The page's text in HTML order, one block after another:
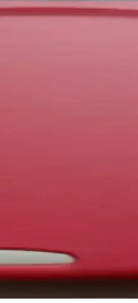
Pil
kameralarıyla
ve
Hangi Model
yorumlarıyla